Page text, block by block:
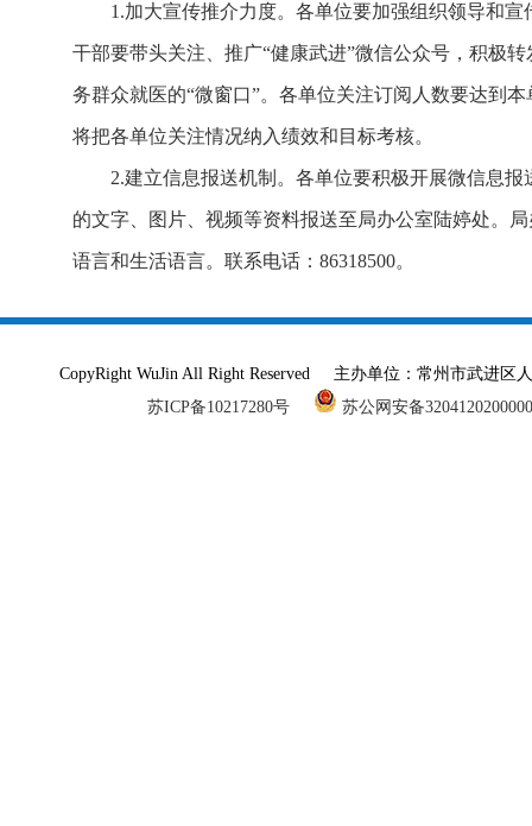
1.加大宣传推介力度。各单位要加强组织领导和
干部要带头关注、推广“健康武进”微信公众号，积极
务群众就医的“微窗口”。各单位关注订阅人数要达到
将把各单位关注情况纳入绩效和目标考核。
2.建立信息报送机制。各单位要积极开展微信息
的文字、图片、视频等资料报送至局办公室陆婷处。
语言和生活语言。联系电话：86318500。
CopyRight WuJin All Right Reserved 主办单位：常州市武进
苏ICP备10217280号
苏公网安备